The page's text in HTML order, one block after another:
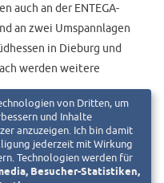
auch an der ENTEGA-
an zwei Umspannlagen
in Dieburg und
werden weitere
wurde im Jahr 1988
Trinkwasser
von Dritten, um
und Inhalte
anzuzeigen. Ich bin damit
jederzeit mit Wirkung
Technologien werden für
Besucher-Statistiken,